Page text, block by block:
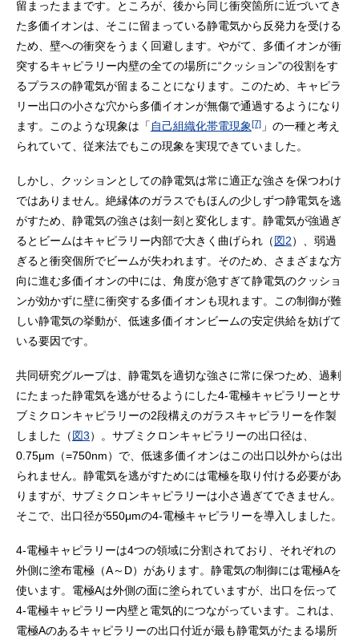
留まったままです。ところが、後から同じ衝突箇所に近づいてき
た多価イオンは、そこに留まっている静電気から反発力を受ける
ため、壁への衝突をうまく回避します。やがて、多価イオンが衝
突するキャピラリー内壁の全ての場所に“クッション”の役割をす
るプラスの静電気が留まることになります。このため、キャピラ
リー出口の小さな穴から多価イオンが無傷で通過するようになり
ます。このような現象は「 自己組織化帯電現象[7] 」の一種と考え
られていて、従来法でもこの現象を実現できていました。
しかし、クッションとしての静電気は常に適正な強さを保つわけ
ではありません。絶縁体のガラスでもほんの少しずつ静電気を逃
がすため、静電気の強さは刻一刻と変化します。静電気が強過ぎ
るとビームはキャピラリー内部で大きく曲げられ（図2）、弱過
ぎると衝突個所でビームが失われます。そのため、さまざまな方
向に進む多価イオンの中には、角度が急すぎて静電気のクッショ
ンが効かずに壁に衝突する多価イオンも現れます。この制御が難
しい静電気の挙動が、低速多価イオンビームの安定供給を妨げて
いる要因です。
共同研究グループは、静電気を適切な強さに常に保つため、過剰
にたまった静電気を逃がせるようにした4-電極キャピラリーとサ
ブミクロンキャピラリーの2段構えのガラスキャピラリーを作製
しました（図3）。サブミクロンキャピラリーの出口径は、
0.75μm（=750nm）で、低速多価イオンはこの出口以外からは出
られません。静電気を逃がすためには電極を取り付ける必要があ
りますが、サブミクロンキャピラリーは小さ過ぎてできません。
そこで、出口径が550μmの4-電極キャピラリーを導入しました。
4-電極キャピラリーは4つの領域に分割されており、それぞれの
外側に塗布電極（A～D）があります。静電気の制御には電極Aを
使います。電極Aは外側の面に塗られていますが、出口を伝って
4-電極キャピラリー内壁と電気的につながっています。これは、
電極Aのあるキャピラリーの出口付近が最も静電気がたまる場所